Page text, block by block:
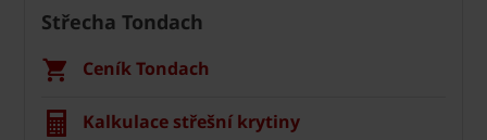
Střecha Tondach
Ceník Tondach
Kalkulace střešní krytiny